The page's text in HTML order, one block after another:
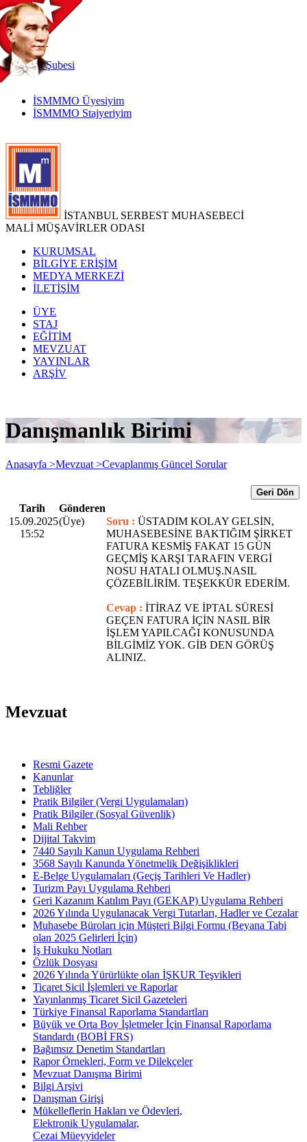
TR
|
EN
İnternetŞubesi
İSMMMO Üyesiyim
İSMMMO Stajyeriyim
İSTANBUL SERBEST MUHASEBECİ
MALİ MÜŞAVİRLER ODASI
KURUMSAL
BİLGİYE ERİŞİM
MEDYA MERKEZİ
İLETİŞİM
ÜYE
STAJ
EĞİTİM
MEVZUAT
YAYINLAR
ARŞİV
Danışmanlık Birimi
Anasayfa >Mevzuat >Cevaplanmış Güncel Sorular
Geri Dön
Tarih
Gönderen
15.09.2025
15:52
(Üye) Soru : ÜSTADIM KOLAY GELSİN,
MUHASEBESİNE BAKTIĞIM ŞİRKET
FATURA KESMİŞ FAKAT 15 GÜN
GEÇMİŞ KARŞI TARAFIN VERGİ
NOSU HATALI OLMUŞ.NASIL
ÇÖZEBİLİRİM. TEŞEKKÜR EDERİM.
Cevap : İTİRAZ VE İPTAL SÜRESİ
GEÇEN FATURA İÇİN NASIL BİR
İŞLEM YAPILCAĞI KONUSUNDA
BİLGİMİZ YOK. GİB DEN GÖRÜŞ
ALINIZ.
Mevzuat
Resmi Gazete
Kanunlar
Tebliğler
Pratik Bilgiler (Vergi Uygulamaları)
Pratik Bilgiler (Sosyal Güvenlik)
Mali Rehber
Dijital Takvim
7440 Sayılı Kanun Uygulama Rehberi
3568 Sayılı Kanunda Yönetmelik Değişiklikleri
E-Belge Uygulamaları (Geçiş Tarihleri Ve Hadler)
Turizm Payı Uygulama Rehberi
Geri Kazanım Katılım Payı (GEKAP) Uygulama Rehberi
2026 Yılında Uygulanacak Vergi Tutarları, Hadler ve Cezalar
Muhasebe Büroları için Müşteri Bilgi Formu (Beyana Tabi
olan 2025 Gelirleri İçin)
İş Hukuku Notları
Özlük Dosyası
2026 Yılında Yürürlükte olan İŞKUR Teşvikleri
Ticaret Sicil İşlemleri ve Raporlar
Yayınlanmış Ticaret Sicil Gazeteleri
Türkiye Finansal Raporlama Standartları
Büyük ve Orta Boy İşletmeler İçin Finansal Raporlama
Standardı (BOBİ FRS)
Bağımsız Denetim Standartları
Rapor Örnekleri, Form ve Dilekçeler
Mevzuat Danışma Birimi
Bilgi Arşivi
Danışman Girişi
Mükelleflerin Hakları ve Ödevleri,
Elektronik Uygulamalar,
Cezai Müeyyideler